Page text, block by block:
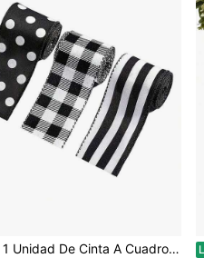
1 Unidad De Cinta A Cuadros En Blanco Y Negro De 6cm X 5 Yardas Con Cinta Colorida Y Cinta Con Cable Con Borde Rayado, Decoración Navideña Para El Hogar, Envoltura De Regalos Diy